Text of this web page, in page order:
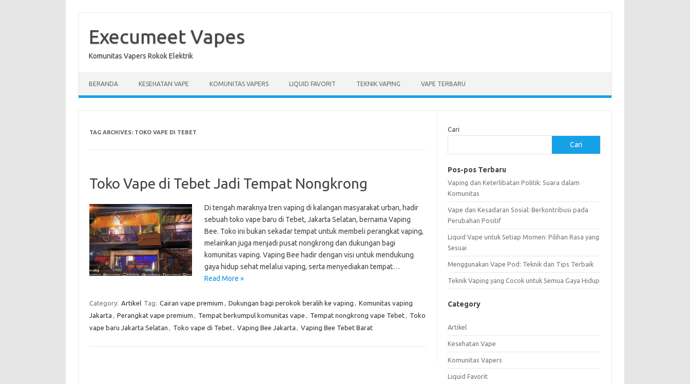
contentExecumeet Vapes
Komunitas Vapers Rokok Elektrik
BERANDA KESEHATAN VAPE KOMUNITAS VAPERS LIQUID FAVORIT TEKNIK VAPING VAPE TERBARU
TAG ARCHIVES: TOKO VAPE DI TEBET
Toko Vape di Tebet Jadi Tempat Nongkrong
Di tengah maraknya tren vaping di kalangan masyarakat urban, hadir
sebuah toko vape baru di Tebet, Jakarta Selatan, bernama Vaping
Bee. Toko ini bukan sekadar tempat untuk membeli perangkat vaping,
melainkan juga menjadi pusat nongkrong dan dukungan bagi
komunitas vaping. Vaping Bee hadir dengan visi untuk mendukung
gaya hidup sehat melalui vaping, serta menyediakan tempat…
Read More »
Category: Artikel Tag: Cairan vape premium , Dukungan bagi perokok beralih ke vaping , Komunitas vaping
Jakarta , Perangkat vape premium , Tempat berkumpul komunitas vape , Tempat nongkrong vape Tebet, Toko
vape baru Jakarta Selatan , Toko vape di Tebet, Vaping Bee Jakarta , Vaping Bee Tebet Barat
Cari
Cari
Pos-pos Terbaru
Vaping dan Keterlibatan Politik: Suara dalam
Komunitas
Vape dan Kesadaran Sosial: Berkontribusi pada
Perubahan Positif
Liquid Vape untuk Setiap Momen: Pilihan Rasa yang
Sesuai
Menggunakan Vape Pod: Teknik dan Tips Terbaik
Teknik Vaping yang Cocok untuk Semua Gaya Hidup
Category
Artikel
Kesehatan Vape
Komunitas Vapers
Liquid Favorit